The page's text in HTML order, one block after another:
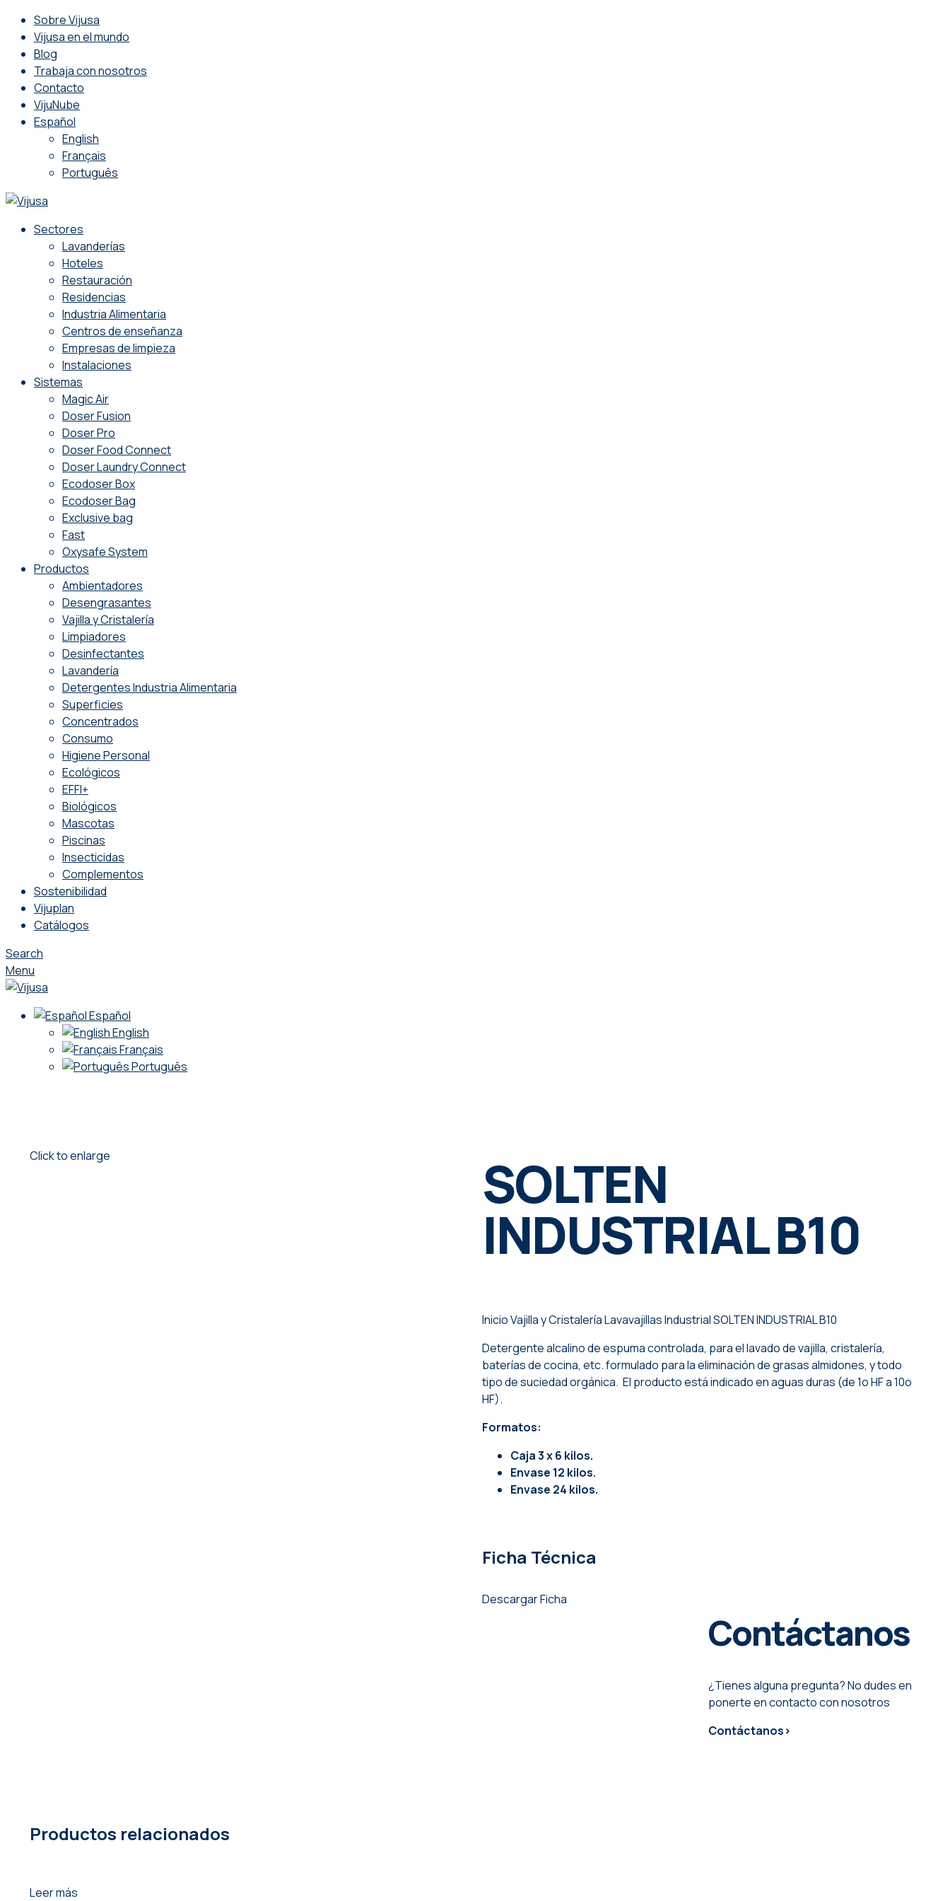
Sobre Vijusa
Vijusa en el mundo
Blog
Trabaja con nosotros
Contacto
VijuNube
Español
English
Français
Português
Sectores
Lavanderías
Hoteles
Restauración
Residencias
Industria Alimentaria
Centros de enseñanza
Empresas de limpieza
Instalaciones
Sistemas
Magic Air
Doser Fusion
Doser Pro
Doser Food Connect
Doser Laundry Connect​
Ecodoser Box
Ecodoser Bag
Exclusive bag
Fast
Oxysafe System
Productos
Ambientadores
Desengrasantes
Vajilla y Cristalería
Limpiadores
Desinfectantes
Lavandería
Detergentes Industria Alimentaria
Superficies
Concentrados
Consumo
Higiene Personal
Ecológicos
EFFI+
Biológicos
Mascotas
Piscinas
Insecticidas
Complementos
Sostenibilidad
Vijuplan
Catálogos
Search
Menu
Español
English
Français
Português
Click to enlarge SOLTEN
INDUSTRIAL B10
InicioVajilla y CristaleríaLavavajillas IndustrialSOLTEN INDUSTRIAL B10
Detergente alcalino de espuma controlada, para el lavado de vajilla, cristalería,
baterías de cocina, etc. formulado para la eliminación de grasas almidones, y todo
tipo de suciedad orgánica. El producto está indicado en aguas duras (de 1o HF a 10o
HF).
Formatos:
Caja 3 x 6 kilos.
Envase 12 kilos.
Envase 24 kilos.
Ficha Técnica
Descargar Ficha
Contáctanos
¿Tienes alguna pregunta? No dudes en
ponerte en contacto con nosotros
Contáctanos>
Productos relacionados
Leer más